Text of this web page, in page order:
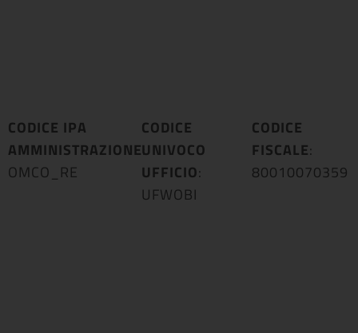
CODICE IPA
AMMINISTRAZIONE:
OMCO_RE
CODICE
UNIVOCO
UFFICIO:
UFWOBI
CODICE
FISCALE:
80010070359